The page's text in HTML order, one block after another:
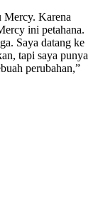
Mercy. Karena
ini petahana.
Saya datang ke
tapi saya punya
perubahan,”